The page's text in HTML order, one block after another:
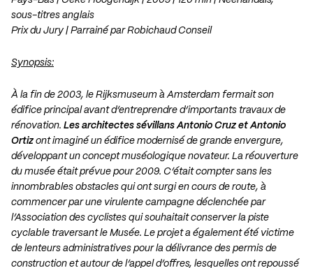
sous-titres anglais
Prix du Jury | Parrainé par Robichaud Conseil
Synopsis:
À la fin de 2003, le Rijksmuseum à Amsterdam fermait son
édifice principal avant d’entreprendre d’importants travaux de
rénovation. Les architectes sévillans Antonio Cruz et Antonio
Ortiz ont imaginé un édifice modernisé de grande envergure,
développant un concept muséologique novateur. La réouverture
du musée était prévue pour 2009. C’était compter sans les
innombrables obstacles qui ont surgi en cours de route, à
commencer par une virulente campagne déclenchée par
l’Association des cyclistes qui souhaitait conserver la piste
cyclable traversant le Musée. Le projet a également été victime
de lenteurs administratives pour la délivrance des permis de
construction et autour de l’appel d’offres, lesquelles ont repoussé